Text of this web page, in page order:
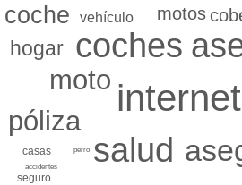
internet
coches
salud
moto
póliza
coche
hogar
motos
vehículo
casas
seguro
accidentes
perro